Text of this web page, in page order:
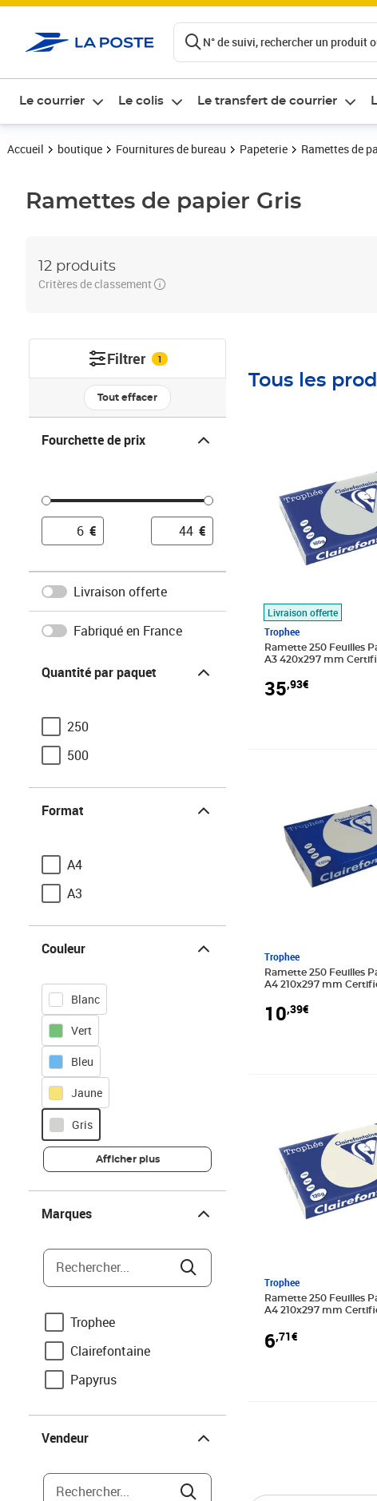
N° de suivi, rechercher un produit
Le courrier Le colis Le transfert de courrier
Accueil boutique Fournitures de bureau Papeterie Ramettes de
Ramettes de papier Gris
12 produits
Critères de classement
Filtrer 1
Tout effacer
Fourchette de prix
€ €
Livraison offerte
Fabriqué en France
Quantité par paquet
250
500
Format
A4
A3
Couleur
Blanc
Vert
Bleu
Jaune
Gris
Afficher plus
Marques
Rechercher...
Trophee
Clairefontaine
Papyrus
Vendeur
Rechercher...
Tous les
Livraison offerte
Trophee
Ramette 250 Feuilles
A3 420x297 mm
35,93€
Trophee
Ramette 250 Feuilles
A4 210x297 mm Certifié
10,39€
Trophee
Ramette 250 Feuilles
A4 210x297 mm Certifié
6,71€